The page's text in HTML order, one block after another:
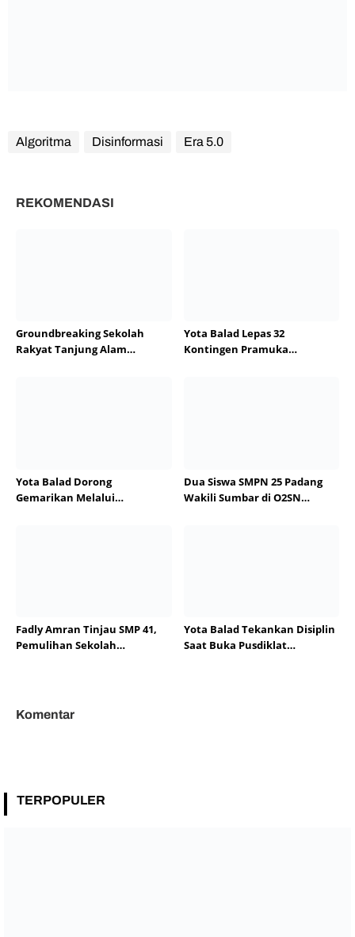
Algoritma Disinformasi Era 5.0
REKOMENDASI
Groundbreaking Sekolah
Rakyat Tanjung Alam
Yota Balad Lepas 32
Kontingen Pramuka
Yota Balad Dorong
Gemarikan Melalui
Dua Siswa SMPN 25 Padang
Wakili Sumbar di O2SN
Fadly Amran Tinjau SMP 41,
Pemulihan Sekolah
Yota Balad Tekankan Disiplin
Saat Buka Pusdiklat
Komentar
TERPOPULER